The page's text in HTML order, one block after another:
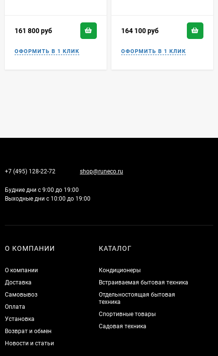
161 800руб 164 100руб
+7 (495) 128-22-72 shop@runeco.ru
Будние дни с 9:00 до 19:00
Выходные дни с 10:00 до 19:00
О КОМПАНИИ
О компании
Доставка
Самовывоз
Оплата
Установка
Возврат и обмен
Новости и статьи
КАТАЛОГ
Кондиционеры
Встраиваемая бытовая техника
Отдельностоящая бытовая
техника
Спортивные товары
Садовая техника